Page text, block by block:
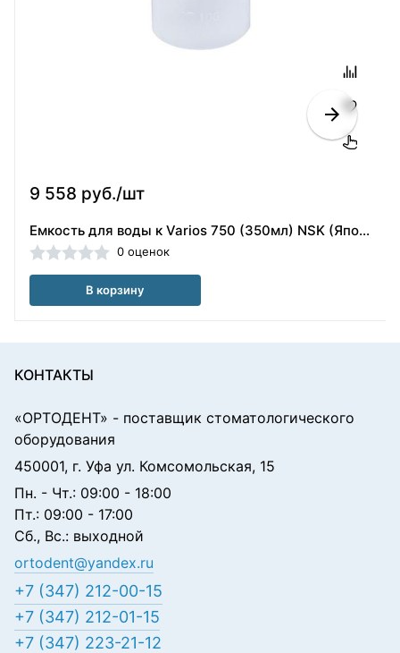
9 558 руб./шт
Емкость для воды к Varios 750 (350мл) NSK (Япония)
0 оценок
В корзину
КОНТАКТЫ
«ОРТОДЕНТ» - поставщик стоматологического
оборудования
450001, г. Уфа ул. Комсомольская, 15
Пн. - Чт.: 09:00 - 18:00
Пт.: 09:00 - 17:00
Сб., Вс.: выходной
ortodent@yandex.ru
+7 (347) 212-00-15
+7 (347) 212-01-15
+7 (347) 223-21-12